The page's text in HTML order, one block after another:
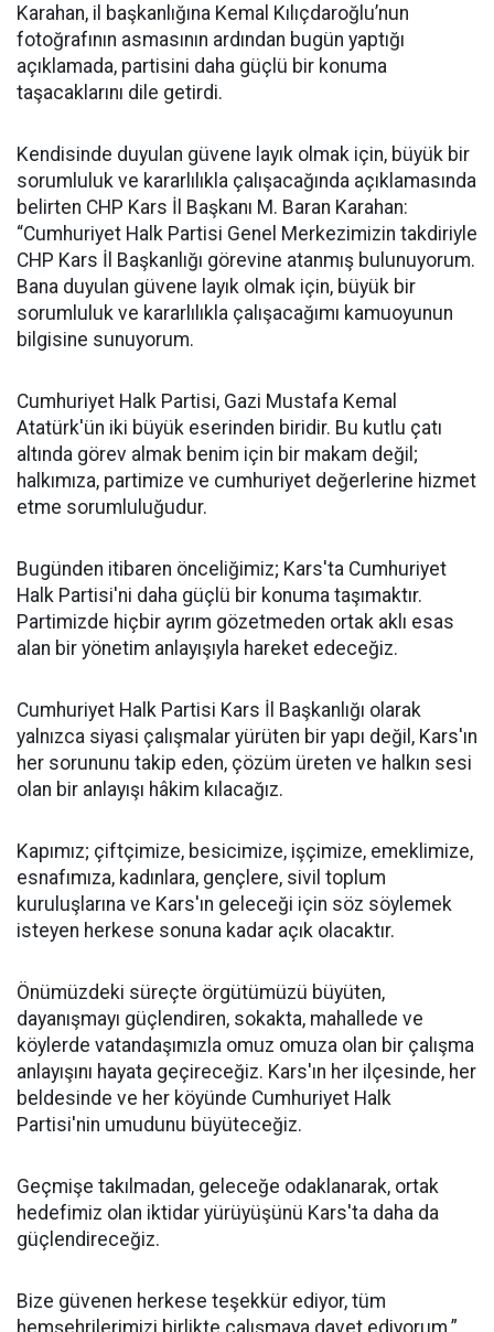
Karahan, il başkanlığına Kemal Kılıçdaroğlu’nun
fotoğrafının asmasının ardından bugün yaptığı
açıklamada, partisini daha güçlü bir konuma
taşacaklarını dile getirdi.
Kendisinde duyulan güvene layık olmak için, büyük bir
sorumluluk ve kararlılıkla çalışacağında açıklamasında
belirten CHP Kars İl Başkanı M. Baran Karahan:
“Cumhuriyet Halk Partisi Genel Merkezimizin takdiriyle
CHP Kars İl Başkanlığı görevine atanmış bulunuyorum.
Bana duyulan güvene layık olmak için, büyük bir
sorumluluk ve kararlılıkla çalışacağımı kamuoyunun
bilgisine sunuyorum.
Cumhuriyet Halk Partisi, Gazi Mustafa Kemal
Atatürk'ün iki büyük eserinden biridir. Bu kutlu çatı
altında görev almak benim için bir makam değil;
halkımıza, partimize ve cumhuriyet değerlerine hizmet
etme sorumluluğudur.
Bugünden itibaren önceliğimiz; Kars'ta Cumhuriyet
Halk Partisi'ni daha güçlü bir konuma taşımaktır.
Partimizde hiçbir ayrım gözetmeden ortak aklı esas
alan bir yönetim anlayışıyla hareket edeceğiz.
Cumhuriyet Halk Partisi Kars İl Başkanlığı olarak
yalnızca siyasi çalışmalar yürüten bir yapı değil, Kars'ın
her sorununu takip eden, çözüm üreten ve halkın sesi
olan bir anlayışı hâkim kılacağız.
Kapımız; çiftçimize, besicimize, işçimize, emeklimize,
esnafımıza, kadınlara, gençlere, sivil toplum
kuruluşlarına ve Kars'ın geleceği için söz söylemek
isteyen herkese sonuna kadar açık olacaktır.
Önümüzdeki süreçte örgütümüzü büyüten,
dayanışmayı güçlendiren, sokakta, mahallede ve
köylerde vatandaşımızla omuz omuza olan bir çalışma
anlayışını hayata geçireceğiz. Kars'ın her ilçesinde, her
beldesinde ve her köyünde Cumhuriyet Halk
Partisi'nin umudunu büyüteceğiz.
Geçmişe takılmadan, geleceğe odaklanarak, ortak
hedefimiz olan iktidar yürüyüşünü Kars'ta daha da
güçlendireceğiz.
Bize güvenen herkese teşekkür ediyor, tüm
hemşehrilerimizi birlikte çalışmaya davet ediyorum.”